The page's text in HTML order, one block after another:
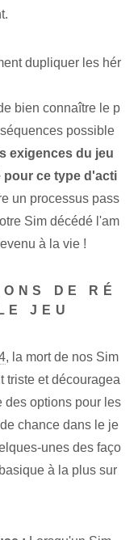
dupliquer les hér
bien connaître le p
possible
exigences du jeu
pour ce type d'acti
un processus pass
Sim décédé l'am
à la vie !
DE RÉ
JEU
, la mort de nos Sim
triste et découragea
des options pour les
chance dans le je
unes des faço
à la plus sur